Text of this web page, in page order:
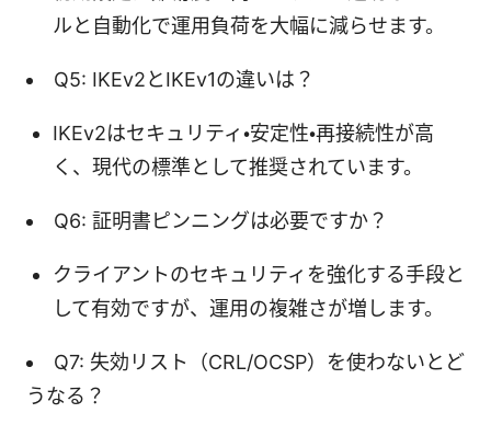
ルと自動化で運用負荷を大幅に減らせます。
Q5: IKEv2とIKEv1の違いは？
IKEv2はセキュリティ・安定性・再接続性が高
く、現代の標準として推奨されています。
Q6: 証明書ピンニングは必要ですか？
クライアントのセキュリティを強化する手段と
して有効ですが、運用の複雑さが増します。
Q7: 失効リスト（CRL/OCSP）を使わないとど
うなる？